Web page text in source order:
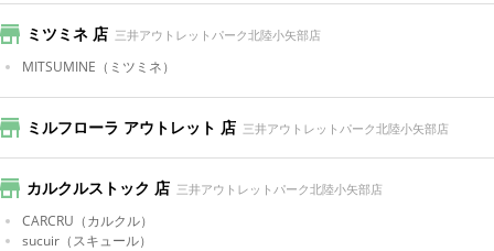
ミツミネ 店 三井アウトレットパーク北陸小矢部店
MITSUMINE （ミツミネ）
ミルフローラ アウトレット 店 三井アウトレットパーク北陸小矢部店
カルクルストック 店 三井アウトレットパーク北陸小矢部店
CARCRU （カルクル）
sucuir （スキュール）